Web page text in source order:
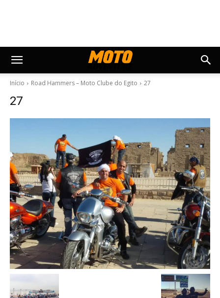
Início Road Hammers – Moto Clube do Egito 27
27